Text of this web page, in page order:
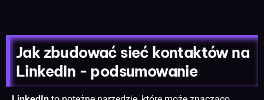
Jak zbudować sieć kontaktów na
LinkedIn - podsumowanie